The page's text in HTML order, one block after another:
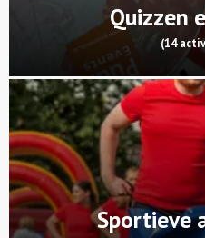
Quizzen
(14
Sportieve